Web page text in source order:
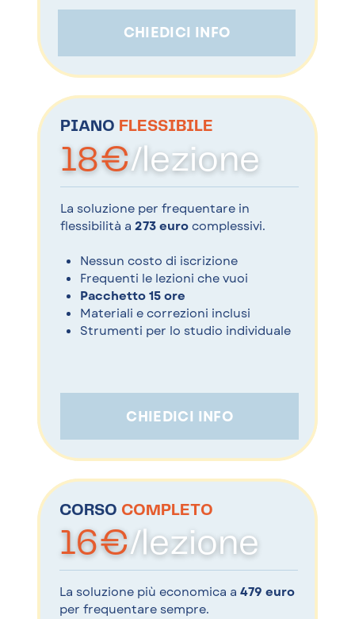
CHIEDICI INFO
PIANO FLESSIBILE
18€/lezione
La soluzione per frequentare in
flessibilità a 273 eurocomplessivi.
Nessun costo di iscrizione
Frequenti le lezioni che vuoi
Pacchetto 15 ore
Materiali e correzioni inclusi
Strumenti per lo studio individuale
CHIEDICI INFO
CORSO COMPLETO
16€/lezione
La soluzione più economica a 479 euro
per frequentare sempre.